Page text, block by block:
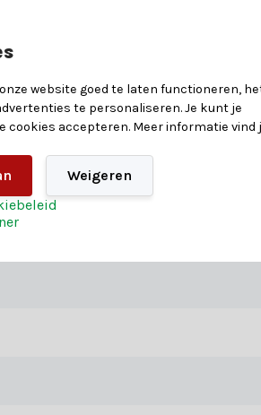
| goud | 14cm is de perfecte
eigenschappen van dit product. Heb je
naar betoverende verlichting,
klantenservice biedt persoonlijk
website goed te laten functioneren,
te personaliseren. Je kunt je
cookies accepteren. Meer informatie vind
Weigeren